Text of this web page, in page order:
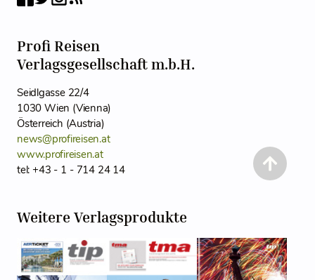
Profi Reisen
Verlagsgesellschaft m.b.H.
Seidlgasse 22/4
1030 Wien (Vienna)
Österreich (Austria)
news@profireisen.at
www.profireisen.at
tel: +43 - 1 - 714 24 14
Weitere Verlagsprodukte